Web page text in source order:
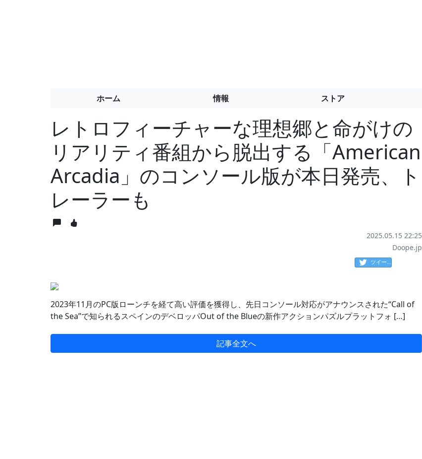
ホーム 情報 ストア
レトロフィーチャーな理想郷と命がけの
リアリティ番組から脱出する「American
Arcadia」のコンソール版が本日発売、ト
レーラーも
2025.05.15 22:25
Doope.jp
ツイート
2023年11月のPC版ローンチを経て高い評価を獲得し、先日コンソール対応がアナウンスされた“Call of
the Sea”で知られるスペインのデベロッパOut of the Blueの新作アクションパズルプラットフォ […]
記事全文へ